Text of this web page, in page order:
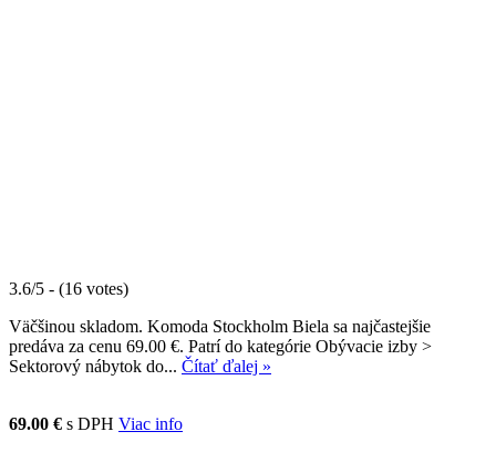
3.6/5 - (16 votes)
Väčšinou skladom. Komoda Stockholm Biela sa najčastejšie
predáva za cenu 69.00 €. Patrí do kategórie Obývacie izby >
Sektorový nábytok do... Čítať ďalej »
69.00 € s DPH Viac info